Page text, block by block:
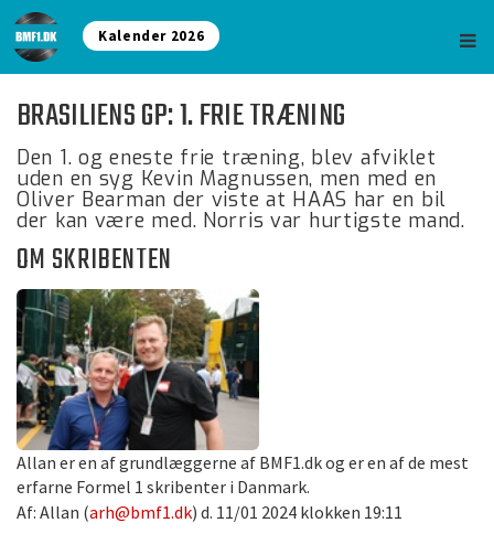
Kalender 2026
BRASILIENS GP: 1. FRIE TRÆNING
Den 1. og eneste frie træning, blev afviklet
uden en syg Kevin Magnussen, men med en
Oliver Bearman der viste at HAAS har en bil
der kan være med. Norris var hurtigste mand.
OM SKRIBENTEN
Allan er en af grundlæggerne af BMF1.dk og er en af de mest
erfarne Formel 1 skribenter i Danmark.
Af: Allan (arh@bmf1.dk) d. 11/01 2024 klokken 19:11